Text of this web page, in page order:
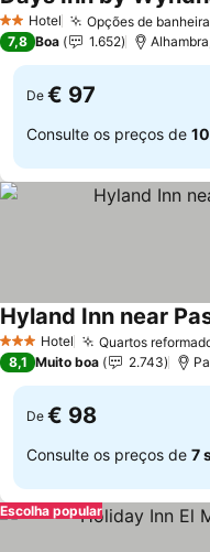
2 Estrelas
Hotel Opções de
7,8 Boa 1.652
De € 97
Consulte os preços de
3 EstrelasHotel Quartos
Hyland Inn near
8,1 Muito boa 2.743
De € 98
Consulte os preços de 7
Escolha popular